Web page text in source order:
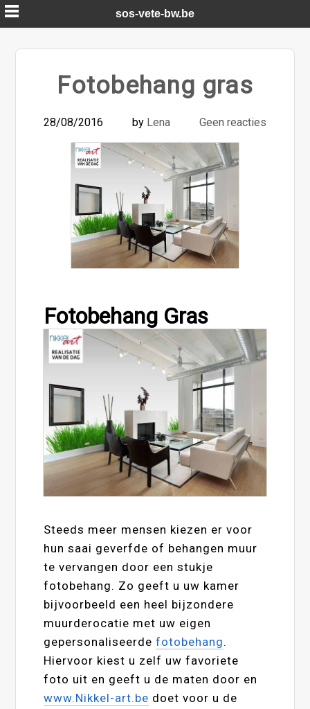
Skip
to
content
sos-vete-bw.be
Fotobehang gras
28/08/2016 by Lena Geen reacties
Fotobehang Gras
Steeds meer mensen kiezen er voor
hun saai geverfde of behangen muur
te vervangen door een stukje
fotobehang. Zo geeft u uw kamer
bijvoorbeeld een heel bijzondere
muurderocatie met uw eigen
gepersonaliseerdefotobehang.
Hiervoor kiest u zelf uw favoriete
foto uit en geeft u de maten door en
www.Nikkel-art.be doet voor u de